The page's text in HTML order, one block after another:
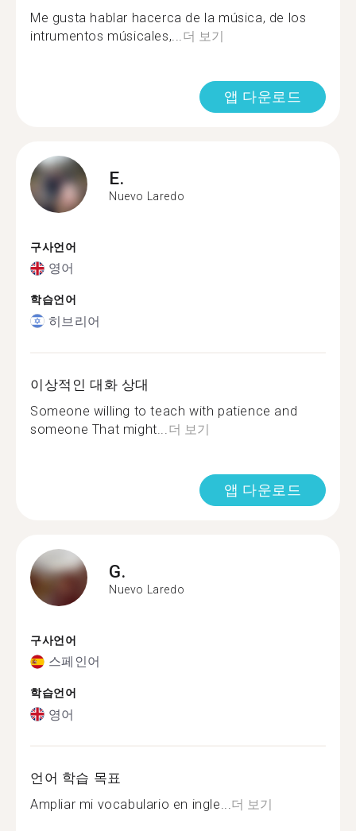
Me gusta hablar hacerca de la música, de los
intrumentos músicales,... 더 보기
앱 다운로드
E.
Nuevo Laredo
구사언어
영어
학습언어
히브리어
이상적인 대화 상대
Someone willing to teach with patience and
someone That might... 더 보기
앱 다운로드
G.
Nuevo Laredo
구사언어
스페인어
학습언어
영어
언어 학습 목표
Ampliar mi vocabulario en ingle... 더 보기